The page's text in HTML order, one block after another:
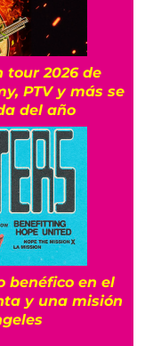
tour 2026 de
PTV y más se
del año
benéfico en el
y una misión